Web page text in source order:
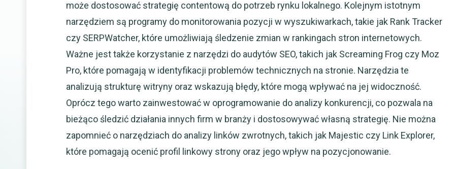
może dostosować strategię contentową do potrzeb rynku lokalnego. Kolejnym istotnym
narzędziem są programy do monitorowania pozycji w wyszukiwarkach, takie jak Rank Tracker
czy SERPWatcher, które umożliwiają śledzenie zmian w rankingach stron internetowych.
Ważne jest także korzystanie z narzędzi do audytów SEO, takich jak Screaming Frog czy Moz
Pro, które pomagają w identyfikacji problemów technicznych na stronie. Narzędzia te
analizują strukturę witryny oraz wskazują błędy, które mogą wpływać na jej widoczność.
Oprócz tego warto zainwestować w oprogramowanie do analizy konkurencji, co pozwala na
bieżąco śledzić działania innych firm w branży i dostosowywać własną strategię. Nie można
zapomnieć o narzędziach do analizy linków zwrotnych, takich jak Majestic czy Link Explorer,
które pomagają ocenić profil linkowy strony oraz jego wpływ na pozycjonowanie.